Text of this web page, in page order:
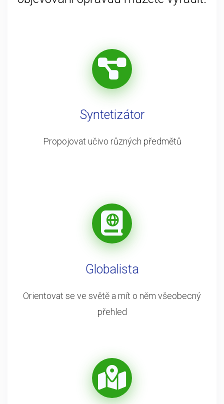
Syntetizátor
Propojovat učivo různých předmětů
Globalista
Orientovat se ve světě a mít o něm všeobecný
přehled